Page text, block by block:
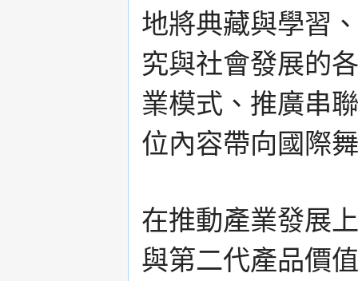
地將典藏與學習
究與社會發展的
業模式、推廣串
位內容帶向國際
在推動產業發展
與第二代產品價